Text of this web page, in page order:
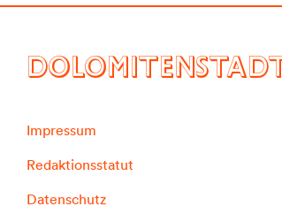
DOLOMITENSTADT
Impressum
Redaktionsstatut
Datenschutz